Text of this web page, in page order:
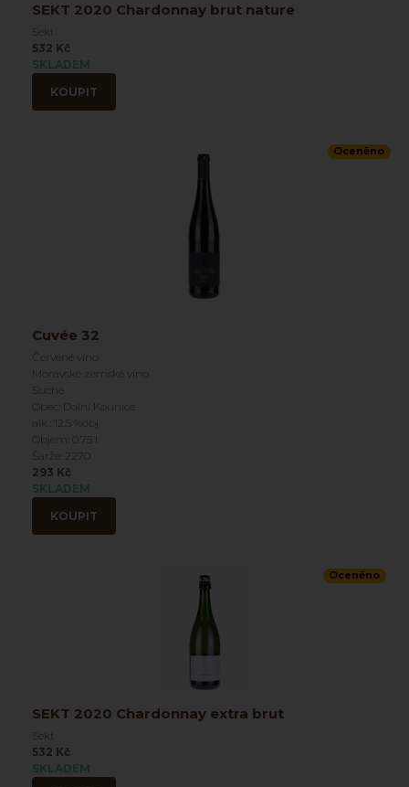
SEKT 2020 Chardonnay brut nature
Sekt
532 Kč
SKLADEM
KOUPIT
Oceněno
Cuvée 32
Červené víno
Moravské zemské víno
Suché
Obec: Dolní Kounice
alk.: 12.5 %obj
Objem: 0.75 l
Šarže: 2270
293 Kč
SKLADEM
KOUPIT
Oceněno
SEKT 2020 Chardonnay extra brut
Sekt
532 Kč
SKLADEM